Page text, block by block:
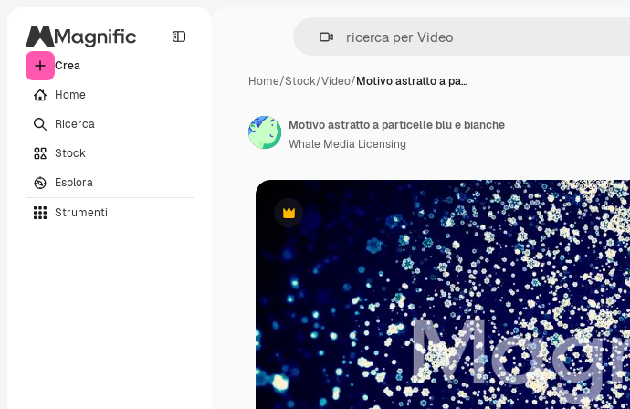
Crea
Home
Ricerca
Stock
Esplora
Strumenti
Home/Stock/Video/Motivo astratto a pa…
Premium
Motivo astratto a particelle blu e bianche
Whale Media Licensing